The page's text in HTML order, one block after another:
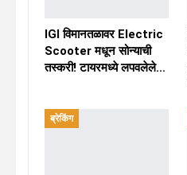
IGI विमानतळावर Electric
Scooter मधून सोन्याची
तस्करी! टायरमध्ये लपवलेले…
ब्रेकिंग